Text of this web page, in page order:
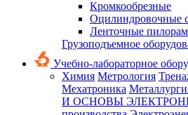
Кромкообрезные
Оцилиндровочные
Ленточные
Грузоподъемное
Учебно-лабораторное
Химия Метрология
Мехатроника
И ОСНОВЫ